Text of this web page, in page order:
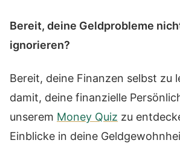
Bereit, deine Geldprobleme
ignorieren?
Bereit, deine Finanzen selbst zu
damit, deine finanzielle
unserem Money Quiz zu
Einblicke in deine